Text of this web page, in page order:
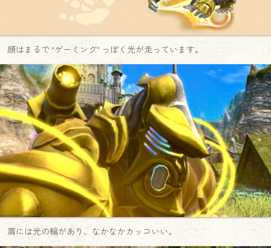
顔はまるで “ゲーミング” っぽく光が走っています。
肩には光の輪があり、なかなかカッコいい。